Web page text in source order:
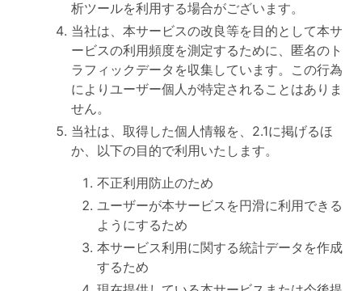
析ツールを利用する場合がございます。
当社は、本サービスの改良等を目的として本サ
ービスの利用頻度を測定するために、匿名のト
ラフィックデータを収集しています。この行為
によりユーザー個人が特定されることはありま
せん。
当社は、取得した個人情報を、2.1に掲げるほ
か、以下の目的で利用いたします。
不正利用防止のため
ユーザーが本サービスを円滑に利用できる
ようにするため
本サービス利用に関する統計データを作成
するため